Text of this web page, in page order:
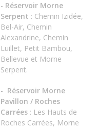
- Réservoir Morne
Serpent : Chemin Izidée,
Bel-Air, Chemin
Alexandrine, Chemin
Luillet, Petit Bambou,
Bellevue et Morne
Serpent.
- Réservoir Morne
Pavillon / Roches
Carrées : Les Hauts de
Roches Carrées, Morne